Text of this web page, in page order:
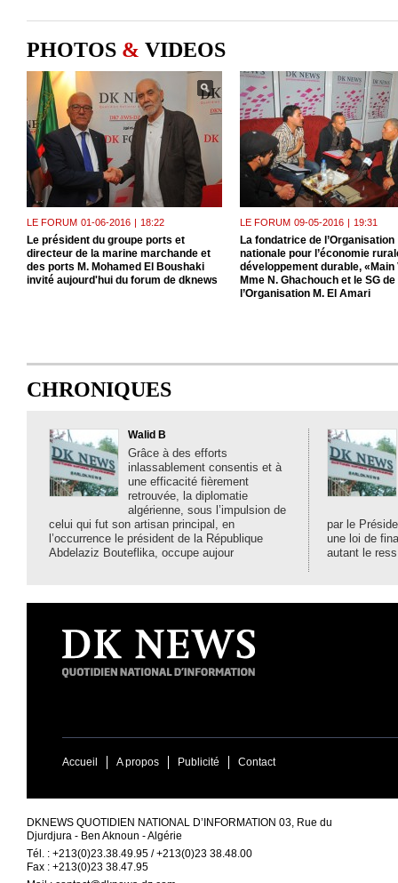
PHOTOS & VIDEOS
LE FORUM 01-06-2016 | 18:22
Le président du groupe ports et
directeur de la marine marchande et
des ports M. Mohamed El Boushaki
invité aujourd'hui du forum de dknews
LE FORUM 09-05-2016 | 19:31
La fondatrice de l’Organisation
nationale pour l’économie
développement durable, «Main
Mme N. Ghachouch et le SG de
l’Organisation M. El Amari
CHRONIQUES
Walid B
Grâce à des efforts
inlassablement consentis et à
une efficacité fièrement
retrouvée, la diplomatie
algérienne, sous l’impulsion de
celui qui fut son artisan principal, en
l’occurrence le président de la République
Abdelaziz Bouteflika, occupe aujour
par le
une loi de
autant le ress
Accueil A propos Publicité Contact
DKNEWS QUOTIDIEN NATIONAL D’INFORMATION 03, Rue du
Djurdjura - Ben Aknoun - Algérie
Tél. : +213(0)23.38.49.95 / +213(0)23 38.48.00
Fax : +213(0)23 38.47.95